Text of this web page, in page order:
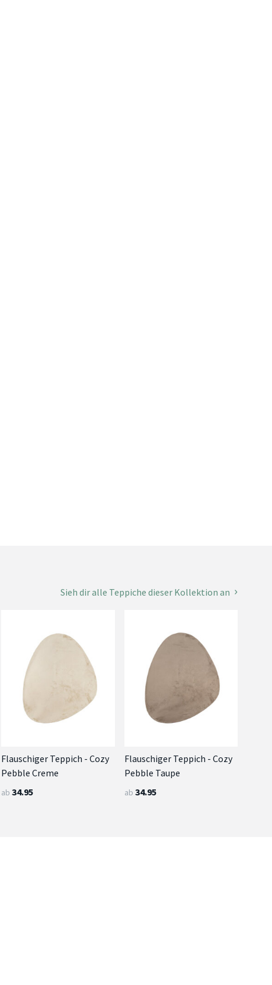
Sieh dir alle Teppiche dieser Kollektion an
Flauschiger Teppich - Cozy
Pebble Creme
ab 34.95
Flauschiger Teppich - Cozy
Pebble Taupe
ab 34.95